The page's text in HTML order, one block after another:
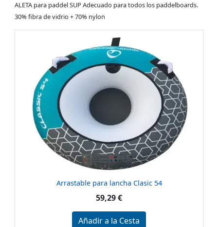
ALETA para paddel SUP Adecuado para todos los paddelboards.
30% fibra de vidrio + 70% nylon
Arrastable para lancha Clasic 54
59,29 €
Añadir a la Cesta